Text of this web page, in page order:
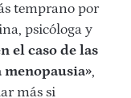
temprano por
psicóloga y
el caso de las
menopausia»,
más si